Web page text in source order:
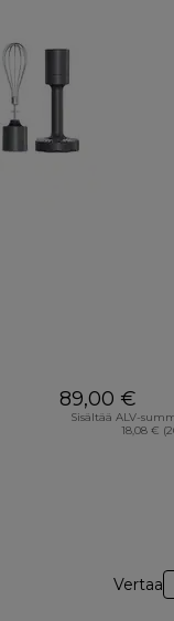
89,00 €
Sisältää ALV-
18,08 €
Vertaa